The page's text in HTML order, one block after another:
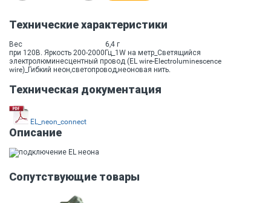
Технические характеристики
Вес
6,4 г
при 120В. Яркость 200-2000Гц_1W на метр_Светящийся
электролюминесцентный провод (EL wire-Electroluminescence
wire)_Гибкий неон,светопровод,неоновая нить.
Техническая документация
EL_neon_connect
Описание
Сопутствующие товары